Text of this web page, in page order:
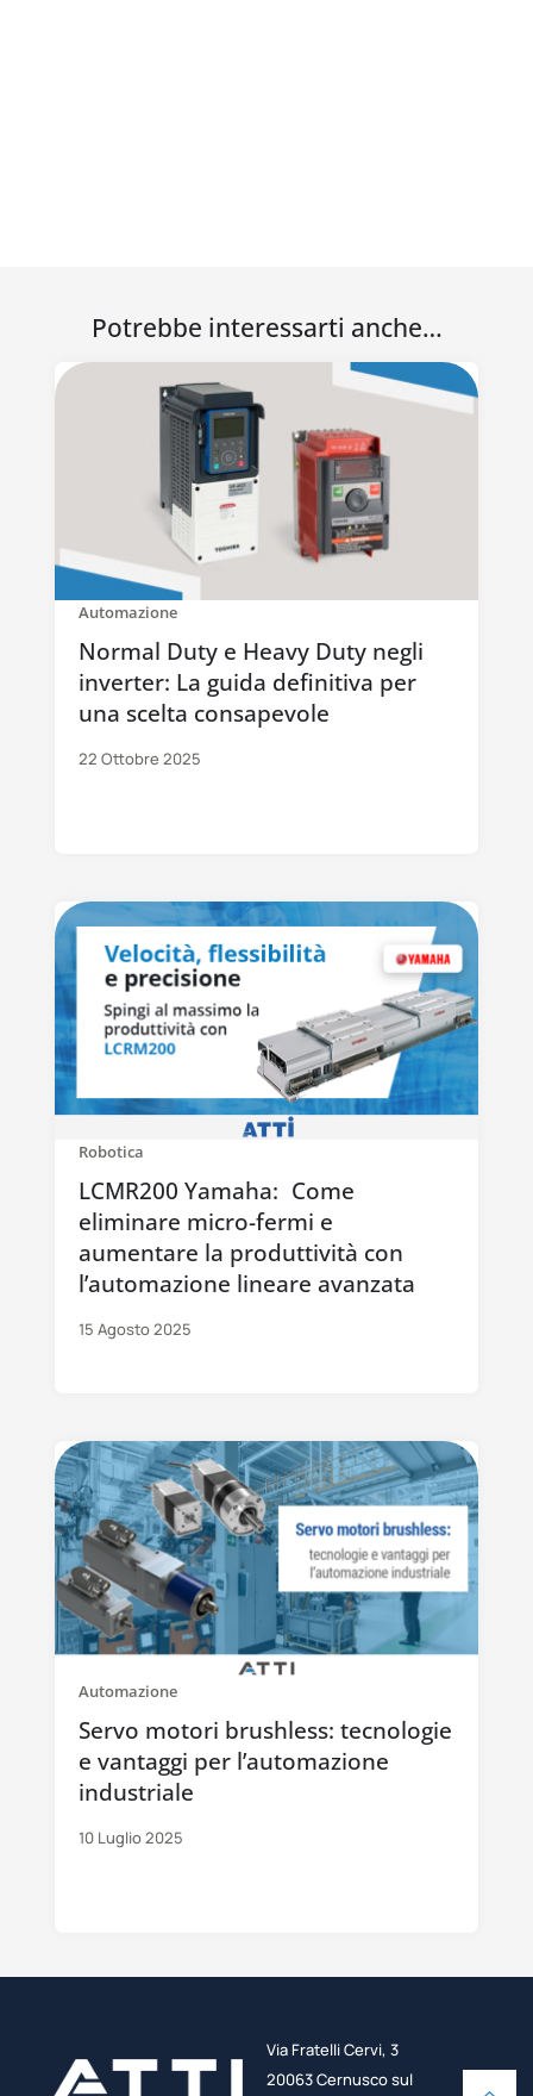
Potrebbe interessarti anche…
Automazione
Normal Duty e Heavy Duty negli
inverter: La guida definitiva per
una scelta consapevole
22 Ottobre 2025
Robotica
LCMR200 Yamaha: Come
eliminare micro-fermi e
aumentare la produttività con
l’automazione lineare avanzata
15 Agosto 2025
Automazione
Servo motori brushless: tecnologie
e vantaggi per l’automazione
industriale
10 Luglio 2025
Via Fratelli Cervi, 3
20063 Cernusco sul